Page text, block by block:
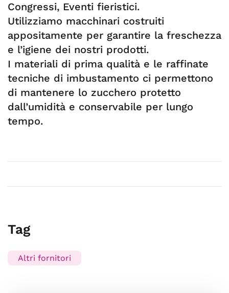
Congressi, Eventi fieristici.
Utilizziamo macchinari costruiti
appositamente per garantire la freschezza
e l’igiene dei nostri prodotti.
I materiali di prima qualità e le raffinate
tecniche di imbustamento ci permettono
di mantenere lo zucchero protetto
dall’umidità e conservabile per lungo
tempo.
Tag
Altri fornitori